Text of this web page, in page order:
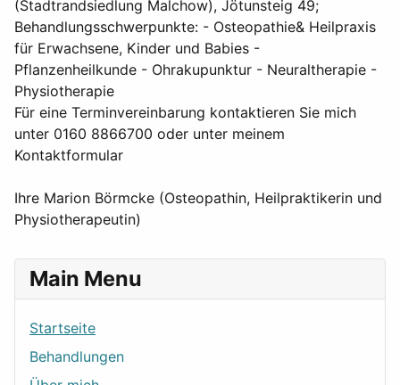
(Stadtrandsiedlung Malchow), Jötunsteig 49;
Behandlungsschwerpunkte: - Osteopathie& Heilpraxis
für Erwachsene, Kinder und Babies -
Pflanzenheilkunde - Ohrakupunktur - Neuraltherapie -
Physiotherapie
Für eine Terminvereinbarung kontaktieren Sie mich
unter 0160 8866700 oder unter meinem
Kontaktformular
Ihre Marion Börmcke (Osteopathin, Heilpraktikerin und
Physiotherapeutin)
Main Menu
Startseite
Behandlungen